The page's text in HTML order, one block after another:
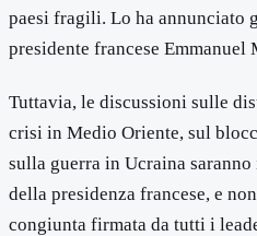
paesi fragili. Lo ha annunciato
presidente francese Emmanuel
Tuttavia, le discussioni sulle
crisi in Medio Oriente, sul
sulla guerra in Ucraina
della presidenza francese, e
congiunta firmata da tutti i